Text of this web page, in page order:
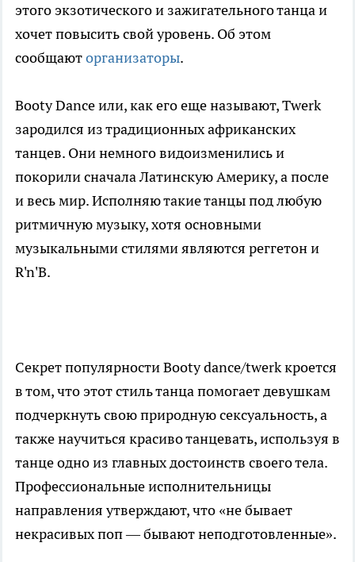
этого экзотического и зажигательного танца и
хочет повысить свой уровень. Об этом
сообщаюторганизаторы.
Booty Dance или, как его еще называют, Twerk
зародился из традиционных африканских
танцев. Они немного видоизменились и
покорили сначала Латинскую Америку, а после
и весь мир. Исполняю такие танцы под любую
ритмичную музыку, хотя основными
музыкальными стилями являются реггетон и
R'n'B.
Секрет популярности Booty dance/twerk кроется
в том, что этот стиль танца помогает девушкам
подчеркнуть свою природную сексуальность, а
также научиться красиво танцевать, используя в
танце одно из главных достоинств своего тела.
Профессиональные исполнительницы
направления утверждают, что «не бывает
некрасивых поп — бывают неподготовленные».